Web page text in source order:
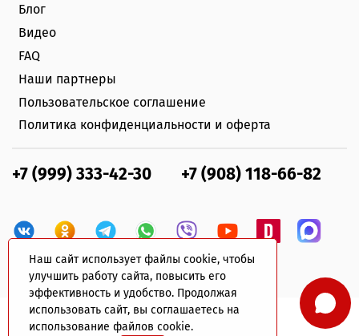
Наш сайт использует файлы cookie, чтобы
улучшить работу сайта, повысить его
эффективность и удобство. Продолжая
использовать сайт, вы соглашаетесь на
использование файлов cookie.
Блог
Видео
FAQ
Наши партнеры
Пользовательское соглашение
Политика конфиденциальности и оферта
+7 (999) 333-42-30 +7 (908) 118-66-82